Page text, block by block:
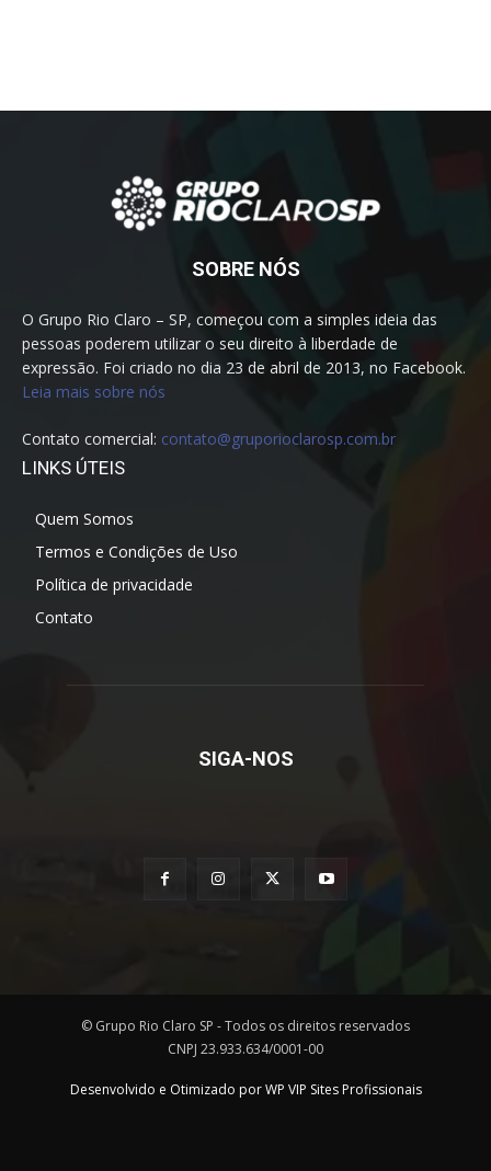
SOBRE NÓS
O Grupo Rio Claro – SP, começou com a simples ideia das
pessoas poderem utilizar o seu direito à liberdade de
expressão. Foi criado no dia 23 de abril de 2013, no Facebook.
Leia mais sobre nós
Contato comercial: contato@gruporioclarosp.com.br
LINKS ÚTEIS
Quem Somos
Termos e Condições de Uso
Política de privacidade
Contato
SIGA-NOS
© Grupo Rio Claro SP - Todos os direitos reservados
CNPJ 23.933.634/0001-00
Desenvolvido e Otimizado por WP VIP Sites Profissionais